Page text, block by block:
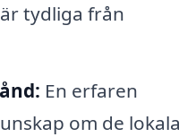
tydliga från
En erfaren
om de lokala